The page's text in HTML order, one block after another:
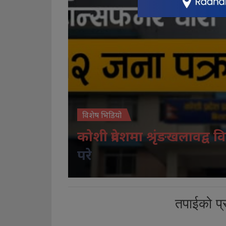
विशेष भिडियो
कोशी प्रदेशमा श्रृंङखलावद्व
परे
तपाईको